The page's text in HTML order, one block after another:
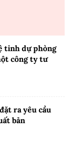
tinh dự phòng
công ty tư
ra yêu cầu
bản